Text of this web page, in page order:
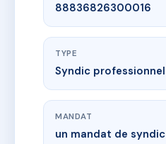
88836826300016
TYPE
Syndic professionnel
MANDAT
un mandat de syndic